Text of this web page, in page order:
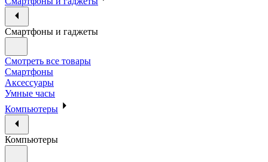
Смартфоны и гаджеты
Смотреть все товары
Смартфоны
Аксессуары
Умные часы
Компьютеры
Компьютеры